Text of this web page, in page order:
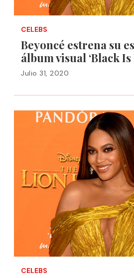
CELEBS
Beyoncé estrena su
álbum visual ‘Black Is
Julio 31, 2020
CELEBS